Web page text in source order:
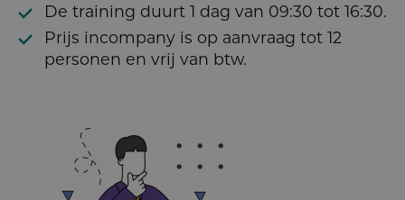
De training duurt 1 dag van 09:30 tot 16:30.
Prijs incompany is op aanvraag tot 12
personen en vrij van btw.